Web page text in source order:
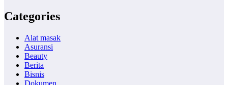
Categories
Alat masak
Asuransi
Beauty
Berita
Bisnis
Dokumen